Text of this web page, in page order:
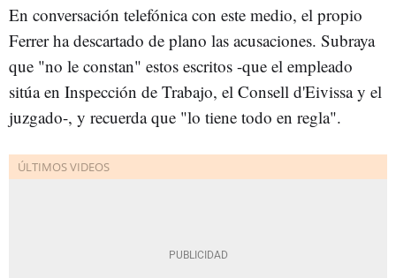
En conversación telefónica con este medio, el propio
Ferrer ha descartado de plano las acusaciones. Subraya
que "no le constan" estos escritos -que el empleado
sitúa en Inspección de Trabajo, el Consell d'Eivissa y el
juzgado-, y recuerda que "lo tiene todo en regla".